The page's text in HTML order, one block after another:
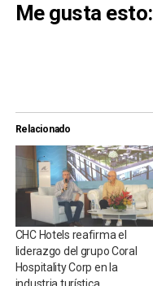
Me gusta esto:
Relacionado
CHC Hotels reafirma el
liderazgo del grupo Coral
Hospitality Corp en la